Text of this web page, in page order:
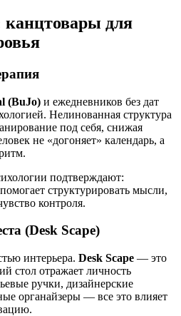
для
(BuJo) и ежедневников без дат
Нелинованная структура
под себя, снижая
не «догоняет» календарь, а
подтверждают:
структурировать мысли,
контроля.
(Desk Scape)
интерьера. Desk Scape — это
стол отражает личность
ручки, дизайнерские
органайзеры — все это влияет